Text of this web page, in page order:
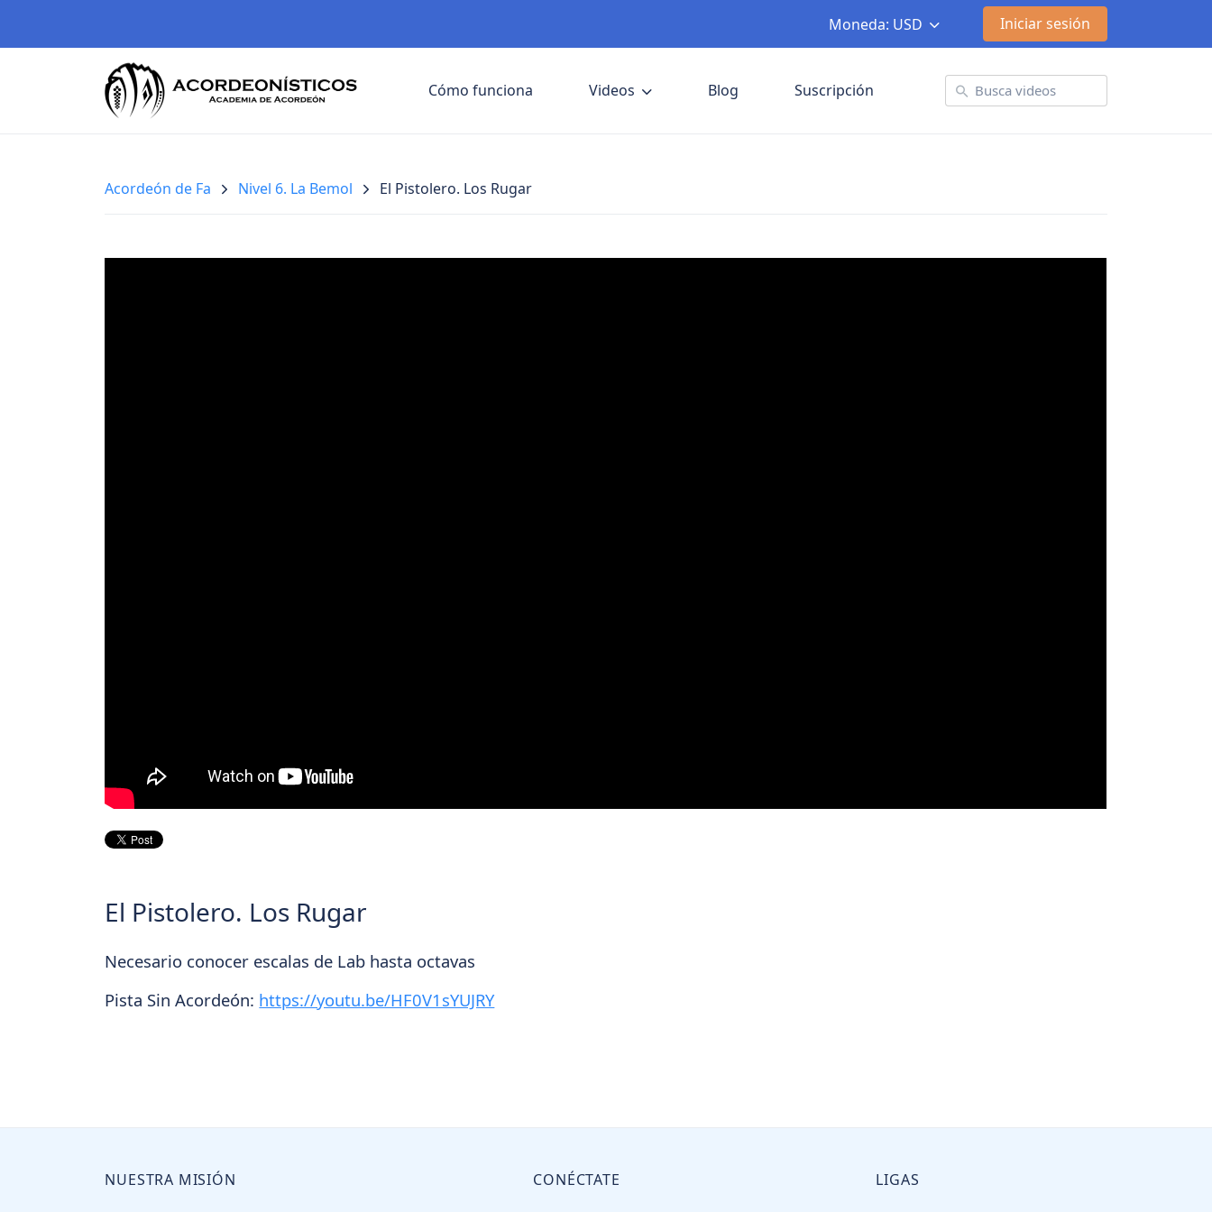
Moneda: USD Iniciar sesión
Cómo funciona Videos Blog Suscripción
Acordeón de Fa Nivel 6. La Bemol El Pistolero. Los Rugar
El Pistolero. Los Rugar
Necesario conocer escalas de Lab hasta octavas
Pista Sin Acordeón: https://youtu.be/HF0V1sYUJRY
NUESTRA MISIÓN CONÉCTATE LIGAS